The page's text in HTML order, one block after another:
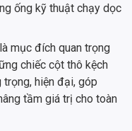
ống kỹ thuật chạy dọc
mục đích quan trọng
chiếc cột thô kệch
trọng, hiện đại, góp
tầm giá trị cho toàn